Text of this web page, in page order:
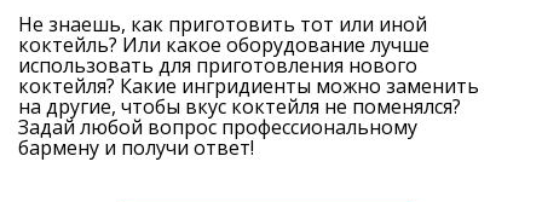
Не знаешь, как приготовить тот или иной
коктейль? Или какое оборудование лучше
использовать для приготовления нового
коктейля? Какие ингридиенты можно заменить
на другие, чтобы вкус коктейля не поменялся?
Задай любой вопрос профессиональному
бармену и получи ответ!